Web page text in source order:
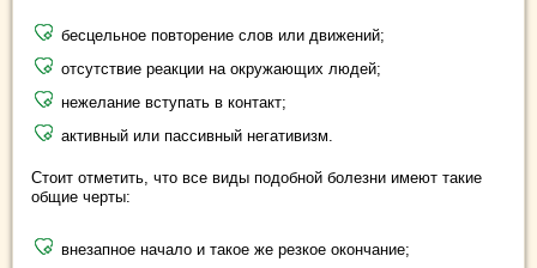
бесцельное повторение слов или движений;
отсутствие реакции на окружающих людей;
нежелание вступать в контакт;
активный или пассивный негативизм.
Стоит отметить, что все виды подобной болезни имеют такие
общие черты:
внезапное начало и такое же резкое окончание;